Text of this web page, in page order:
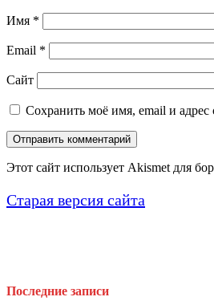
Имя *
Email *
Сайт
Сохранить моё имя, email и
Этот сайт использует Akismet для
Старая версия сайта
Последние записи